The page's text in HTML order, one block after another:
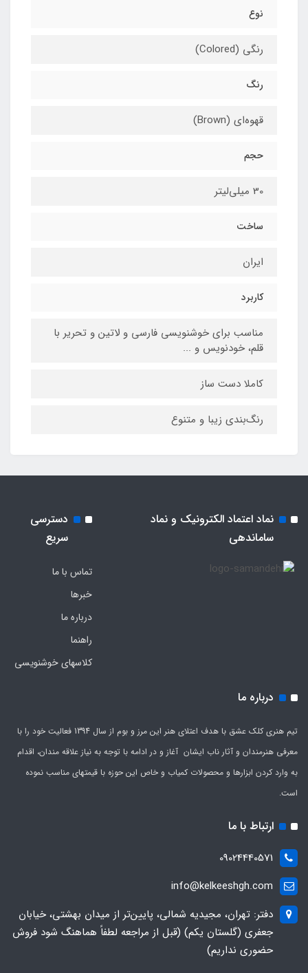
نوع
رنگی (Colored)
رنگ
قهوه‌ای (Brown)
حجم
30 میلی‌لیتر
ساخت
ایران
کاربرد
مناسب برای خوشنویسی فارسی و لاتین و تحریر با
قلم، خودنویس و ...
کاملا دست ساز
رنگ‌بندی زیبا و متنوع
نماد اعتماد الکترونیک و نماد
ساماندهی
دسترسی
سریع
تماس با ما
خبرها
درباره ما
راهنما
کلاسهای خوشنویسی
درباره ما
تیم هنری کلک عشق با هدف اعتلای هنر این مرز و بوم از سال 1394 فعالیت خود را با
معرفی هنرمندان و آثار ناب ایشان آغاز و در ادامه با توجه به نیاز علاقه مندان، اقدام
به وارد کردن ابزارها و محصولات کمیاب و خاص این حوزه با قیمتهای مناسب نموده
است.
ارتباط با ما
09024440571
info@kelkeeshgh.com
دفتر: تهران، مجیدیه شمالی، پایین‌تر از میدان بهشتی، خیابان
جعفری (گلستان یکم) (قبل از مراجعه لطفاً هماهنگ شود فروش
حضوری نداریم)